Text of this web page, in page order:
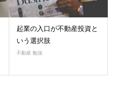
起業の入口が不動産投資と
いう選択肢
不動産 勉強